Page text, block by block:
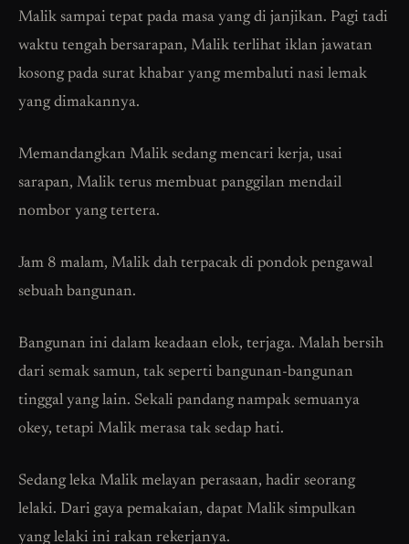
Malik sampai tepat pada masa yang di janjikan. Pagi tadi
waktu tengah bersarapan, Malik terlihat iklan jawatan
kosong pada surat khabar yang membaluti nasi lemak
yang dimakannya.
Memandangkan Malik sedang mencari kerja, usai
sarapan, Malik terus membuat panggilan mendail
nombor yang tertera.
Jam 8 malam, Malik dah terpacak di pondok pengawal
sebuah bangunan.
Bangunan ini dalam keadaan elok, terjaga. Malah bersih
dari semak samun, tak seperti bangunan-bangunan
tinggal yang lain. Sekali pandang nampak semuanya
okey, tetapi Malik merasa tak sedap hati.
Sedang leka Malik melayan perasaan, hadir seorang
lelaki. Dari gaya pemakaian, dapat Malik simpulkan
yang lelaki ini rakan rekerjanya.